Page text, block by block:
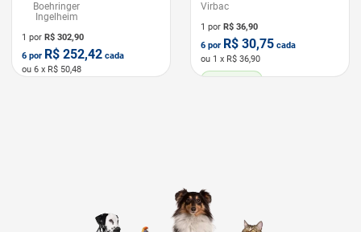
Boehringer
Ingelheim
1 por R$ 302,90
6 por R$ 252,42 cada
ou 6 x R$ 50,48
Virbac
1 por R$ 36,90
6 por R$ 30,75 cada
ou 1 x R$ 36,90